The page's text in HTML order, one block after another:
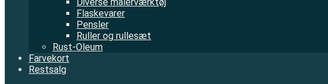
Flaskevarer
Pensler
Ruller og rullesæt
Rust-Oleum
Farvekort
Restsalg